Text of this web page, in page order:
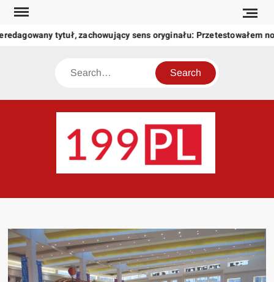
Skip
content
tytuł, zachowujący sens oryginału: Przetestowałem
Search
świat